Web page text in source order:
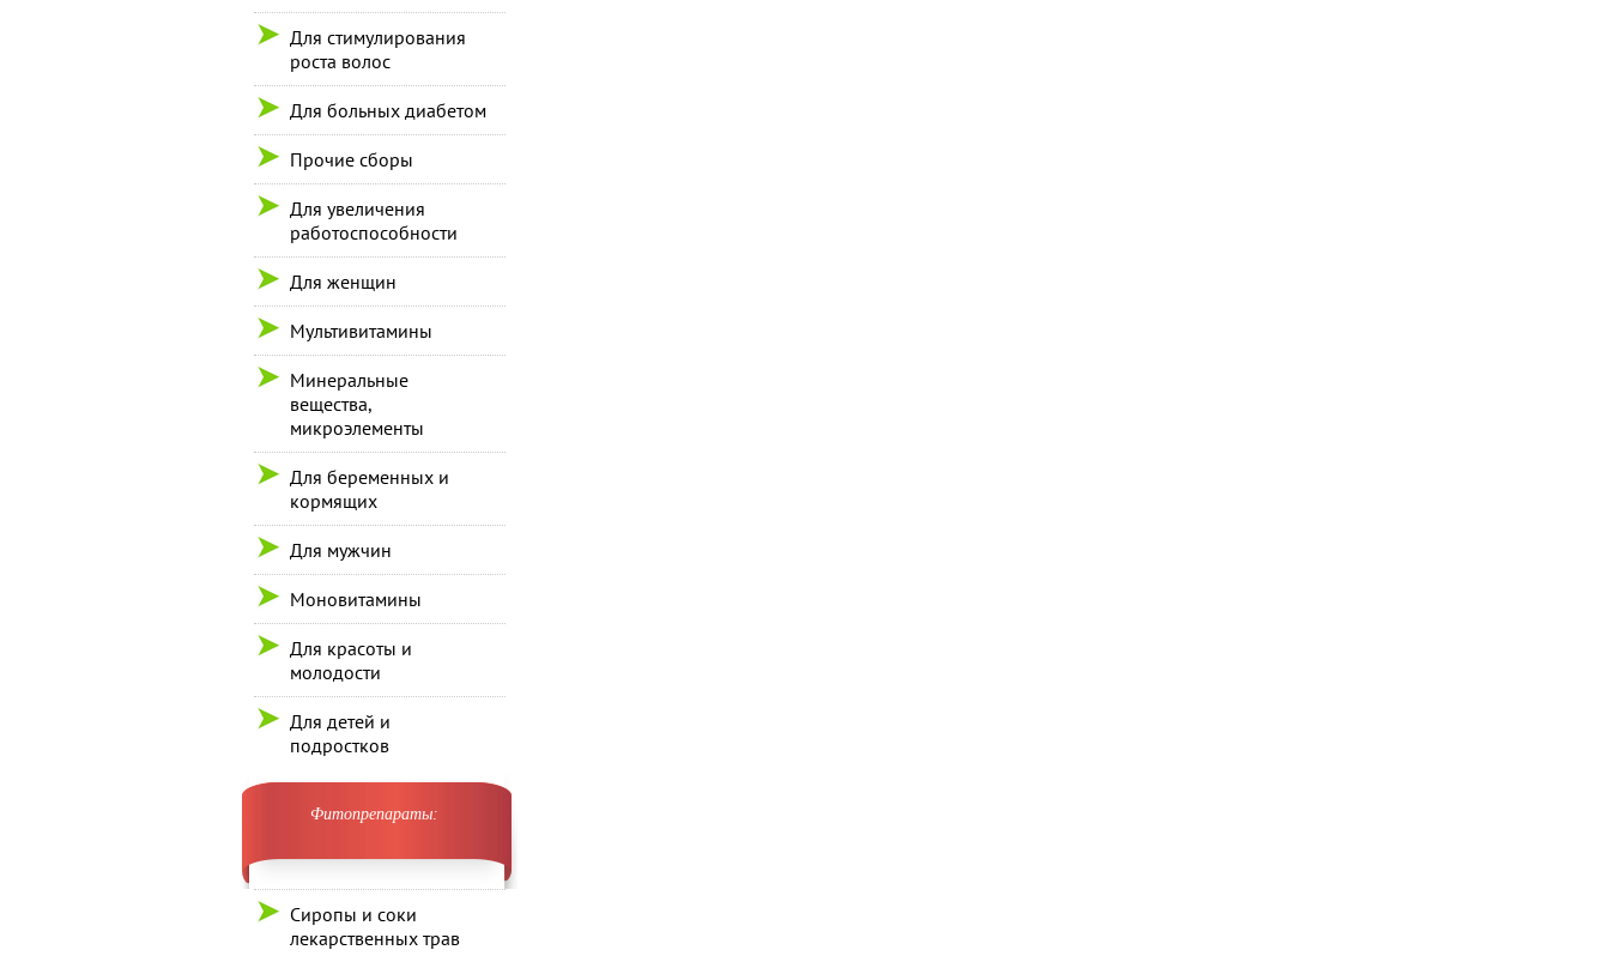
Для стимулирования
роста волос
Для больных диабетом
Прочие сборы
Для увеличения
работоспособности
Для женщин
Мультивитамины
Минеральные
вещества,
микроэлементы
Для беременных и
кормящих
Для мужчин
Моновитамины
Для красоты и
молодости
Для детей и
подростков
Фитопрепараты:
Сиропы и соки
лекарственных трав